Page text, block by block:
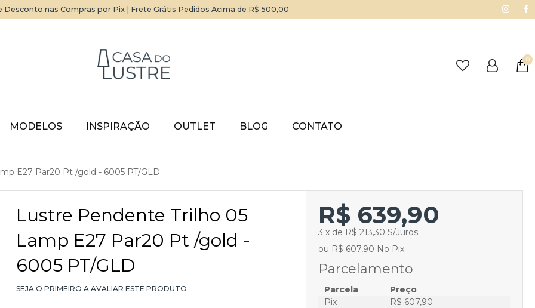
Desconto nas Compras por Pix | Frete Grátis Pedidos Acima de R$ 500,00
0
MODELOS INSPIRAÇÃO OUTLET BLOG CONTATO
E27 Par20 Pt /gold - 6005 PT/GLD
Lustre Pendente Trilho 05
Lamp E27 Par20 Pt /gold -
6005 PT/GLD
SEJA O PRIMEIRO A AVALIAR ESTE PRODUTO
R$ 639,90
3 x de R$ 213,30 S/Juros
ou R$ 607,90 No Pix
Parcelamento
Parcela
Preço
Pix
R$ 607,90